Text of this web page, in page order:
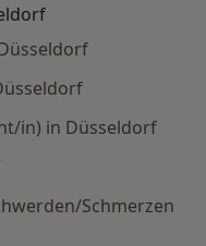
in) in Düsseldorf
Schmerzen